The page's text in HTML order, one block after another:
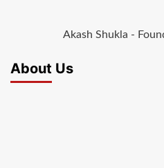
Akash Shukla -
About Us